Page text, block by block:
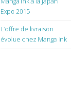
Expo 2015
L’offre de livraison
évolue chez Manga Ink